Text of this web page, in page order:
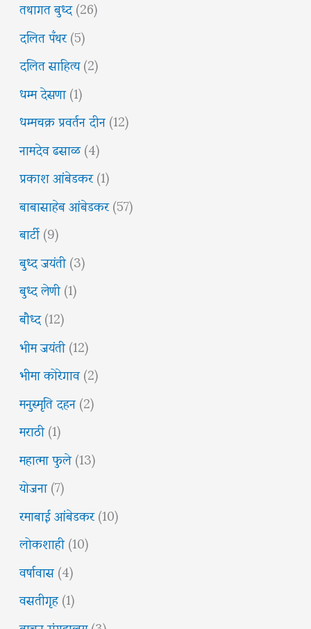
तथागत बुध्द(26)
दलित पँथर(5)
दलित साहित्य(2)
धम्म देसणा(1)
धम्मचक्र प्रवर्तन दीन(12)
नामदेव ढसाळ(4)
प्रकाश आंबेडकर(1)
बाबासाहेब आंबेडकर(57)
बार्टी(9)
बुध्द जयंती(3)
बुध्द लेणी(1)
बौध्द(12)
भीम जयंती(12)
भीमा कोरेगाव(2)
मनुस्मृति दहन(2)
मराठी(1)
महात्मा फुले(13)
योजना(7)
रमाबाई आंबेडकर(10)
लोकशाही(10)
वर्षावास(4)
वसतीगृह(1)